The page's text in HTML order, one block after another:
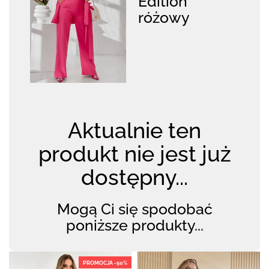
różowy
Aktualnie ten
produkt nie jest już
dostępny...
Mogą Ci się spodobać
poniższe produkty...
PROMOCJA -50%